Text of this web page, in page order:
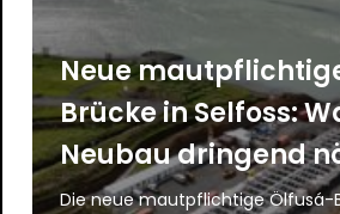
Neue
Brücke in Selfoss:
Neubau dringend
Die neue mautpflichtige Ölfusá-